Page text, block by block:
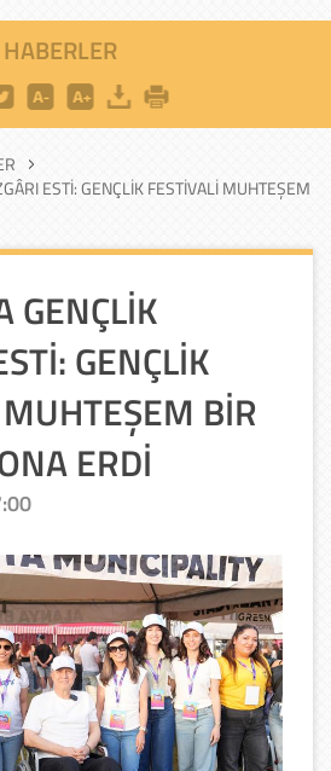
HABERLER
ESTİ: GENÇLİK FESTİVALİ MUHTEŞEM
GENÇLİK
GENÇLİK
BİR
ERDİ